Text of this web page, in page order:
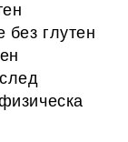
глутен